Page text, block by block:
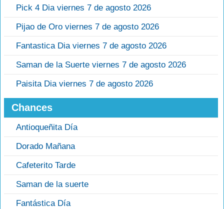
Pick 4 Dia viernes 7 de agosto 2026
Pijao de Oro viernes 7 de agosto 2026
Fantastica Dia viernes 7 de agosto 2026
Saman de la Suerte viernes 7 de agosto 2026
Paisita Dia viernes 7 de agosto 2026
Chances
Antioqueñita Día
Dorado Mañana
Cafeterito Tarde
Saman de la suerte
Fantástica Día